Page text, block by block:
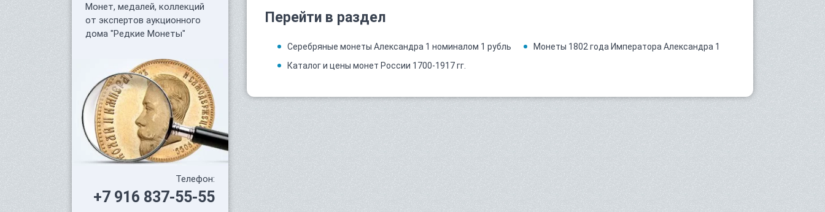
Монет, медалей, коллекций
от экспертов аукционного
дома "Редкие Монеты"
Телефон:
+7 916 837-55-55
Перейти в раздел
Серебряные монеты Александра 1 номиналом 1 рубль
Монеты 1802 года Императора Александра 1
Каталог и цены монет России 1700-1917 гг.